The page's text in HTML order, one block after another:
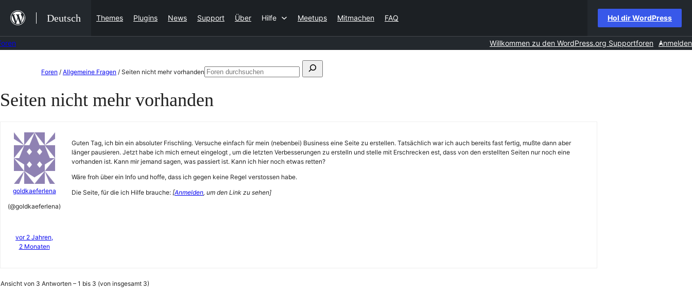
Inhalt
springen
Deutsch Themes Plugins News Support Über Hilfe Meetups Mitmachen FAQ Hol dir WordPress
Willkommen zu den WordPress.org Supportforen Anmelden
springen
Foren / Allgemeine Fragen / Seiten nicht mehr vorhandenSuchen
Foren
Seiten nicht mehr vorhanden
goldkaeferlena
(@goldkaeferlena)
vor 2 Jahren,
2 Monaten
Guten Tag, ich bin ein absoluter Frischling. Versuche einfach für mein (nebenbei) Business eine Seite zu erstellen. Tatsächlich war ich auch bereits fast fertig, mußte dann aber
länger pausieren. Jetzt habe ich mich erneut eingelogt , um die letzten Verbesserungen zu erstelln und stelle mit Erschrecken est, dass von den erstellten Seiten nur noch eine
vorhanden ist. Kann mir jemand sagen, was passiert ist. Kann ich hier noch etwas retten?
Wäre froh über ein Info und hoffe, dass ich gegen keine Regel verstossen habe.
Die Seite, für die ich Hilfe brauche: [Anmelden, um den Link zu sehen]
Ansicht von 3 Antworten – 1 bis 3 (von insgesamt 3)